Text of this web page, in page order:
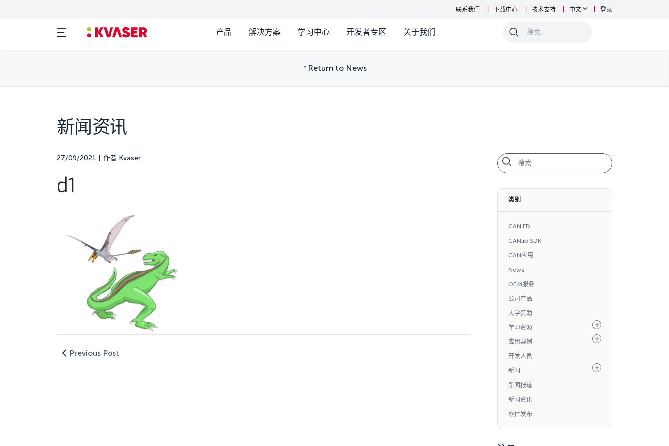
联系我们 下载中心 技术支持 中文 登录
产品 解决方案 学习中心 开发者专区 关于我们 0
Return to News
新闻资讯
27/09/2021 作者 Kvaser
d1
Previous Post
类别
CAN FD
CANlib SDK
CAN应用
News
OEM服务
公司产品
大学赞助
学习资源
应用案例
开发人员
新闻
新闻报道
新闻资讯
软件发布